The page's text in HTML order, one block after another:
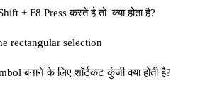
F8 Press करते है तो क्‍या होता है?
selection
के लिए शॉर्टकट कुंजी क्‍या होती है?